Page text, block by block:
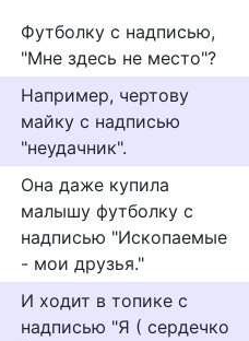
Футболку с надписью,
"Мне здесь не место"?
Например, чертову
майку с надписью
"неудачник".
Она даже купила
малышу футболку с
надписью "Ископаемые
- мои друзья."
И ходит в топике с
надписью "Я ( сердечко